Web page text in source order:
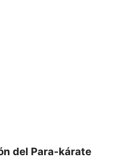
del Para-kárate